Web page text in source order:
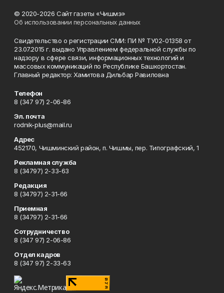
© 2020-2026 Сайт газеты «Чишмэ»
Об использовании персональных данных
Свидетельство о регистрации СМИ: ПИ № ТУ02-01358 от
23.07.2015 г. выдано Управлением федеральной службы по
надзору в сфере связи, информационных технологий и
массовых коммуникаций по Республике Башкортостан.
Главный редактор: Хамитова Дильбар Равиловна
Телефон
8 (347 97) 2-06-86
Эл. почта
rodnik-plus@mail.ru
Адрес
452170, Чишминский район, п. Чишмы, пер. Типографский, 1
Рекламная служба
8 (34797) 2-33-63
Редакция
8 (34797) 2-31-66
Приемная
8 (34797) 2-31-66
Сотрудничество
8 (347 97) 2-06-86
Отдел кадров
8 (347 97) 2-33-63